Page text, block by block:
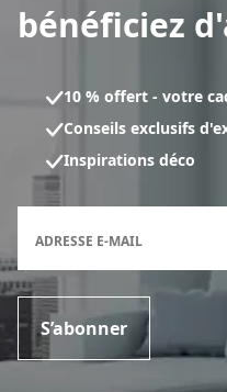
bénéficiez
10 % offert - votre
Conseils exclusifs
Inspirations déco
ADRESSE E-MAIL
S’abonner